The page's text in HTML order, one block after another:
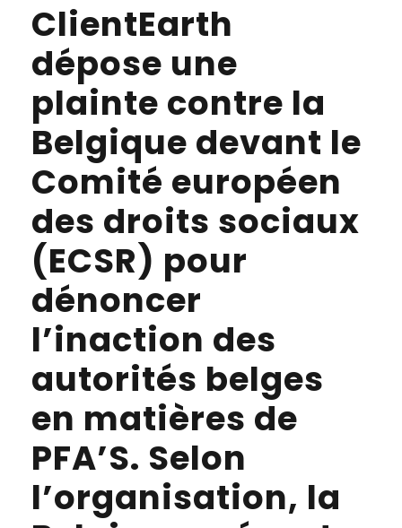
ClientEarth
dépose une
plainte contre la
Belgique devant le
Comité européen
des droits sociaux
(ECSR) pour
dénoncer
l’inaction des
autorités belges
en matières de
PFA’S. Selon
l’organisation, la